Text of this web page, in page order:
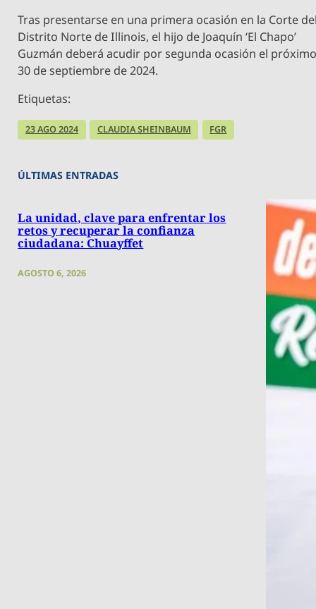
Tras presentarse en una primera ocasión en la Corte
Distrito Norte de Illinois, el hijo de Joaquín ‘El Chapo’
Guzmán deberá acudir por segunda ocasión el
30 de septiembre de 2024.
Etiquetas:
23 AGO 2024 CLAUDIA SHEINBAUM FGR
ÚLTIMAS ENTRADAS
La unidad, clave para enfrentar los
retos y recuperar la confianza
ciudadana: Chuayffet
AGOSTO 6, 2026